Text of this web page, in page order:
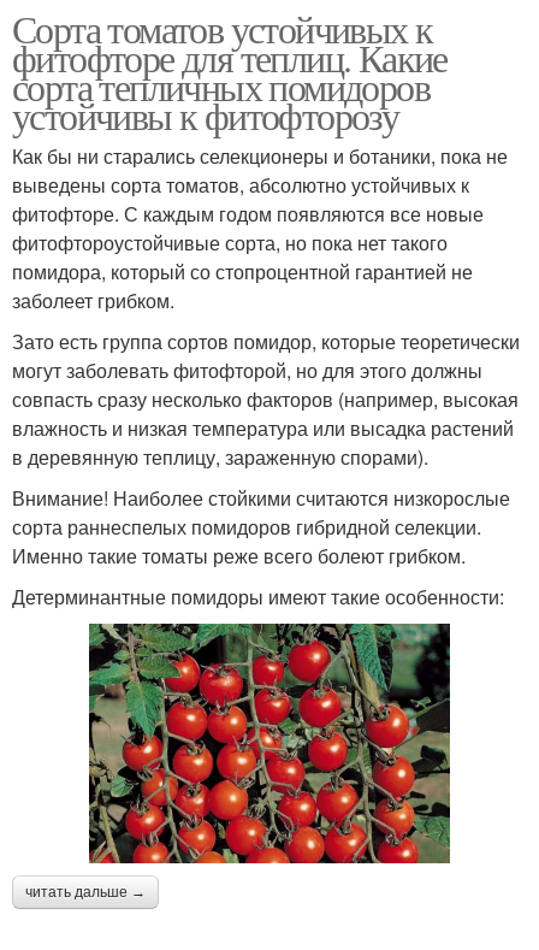
Сорта томатов устойчивых к
фитофторе для теплиц. Какие
сорта тепличных помидоров
устойчивы к фитофторозу
Как бы ни старались селекционеры и ботаники, пока не
выведены сорта томатов, абсолютно устойчивых к
фитофторе. С каждым годом появляются все новые
фитофтороустойчивые сорта, но пока нет такого
помидора, который со стопроцентной гарантией не
заболеет грибком.
Зато есть группа сортов помидор, которые теоретически
могут заболевать фитофторой, но для этого должны
совпасть сразу несколько факторов (например, высокая
влажность и низкая температура или высадка растений
в деревянную теплицу, зараженную спорами).
Внимание! Наиболее стойкими считаются низкорослые
сорта раннеспелых помидоров гибридной селекции.
Именно такие томаты реже всего болеют грибком.
Детерминантные помидоры имеют такие особенности:
читать дальше →